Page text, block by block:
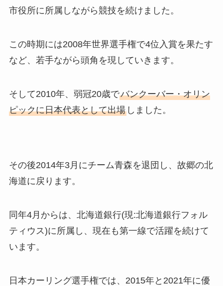
市役所に所属しながら競技を続けました。
この時期には2008年世界選手権で4位入賞を果たす
など、若手ながら頭角を現していきます。
そして2010年、弱冠20歳でバンクーバー・オリン
ピックに日本代表として出場しました。
その後2014年3月にチーム青森を退団し、故郷の北
海道に戻ります。
同年4月からは、北海道銀行(現:北海道銀行フォル
ティウス)に所属し、現在も第一線で活躍を続けて
います。
日本カーリング選手権では、2015年と2021年に優